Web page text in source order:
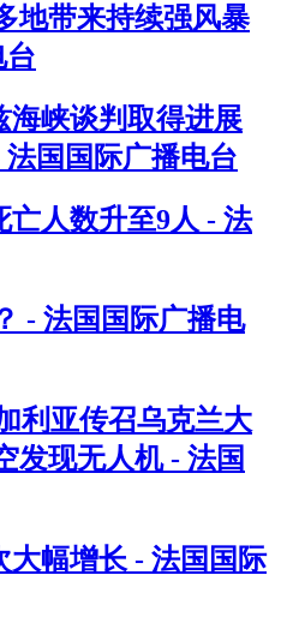
地带来持续强风暴
台
海峡谈判取得进展
国国际广播电台
人数升至9人 - 法
- 法国国际广播电
利亚传召乌克兰大
发现无人机 - 法国
大幅增长 - 法国国际